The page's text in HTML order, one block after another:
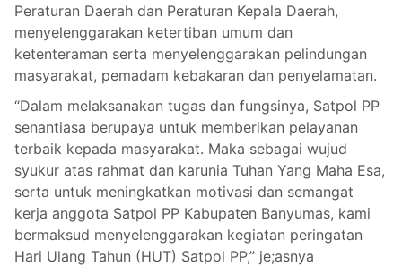
Peraturan Daerah dan Peraturan Kepala Daerah,
menyelenggarakan ketertiban umum dan
ketenteraman serta menyelenggarakan pelindungan
masyarakat, pemadam kebakaran dan penyelamatan.
“Dalam melaksanakan tugas dan fungsinya, Satpol PP
senantiasa berupaya untuk memberikan pelayanan
terbaik kepada masyarakat. Maka sebagai wujud
syukur atas rahmat dan karunia Tuhan Yang Maha Esa,
serta untuk meningkatkan motivasi dan semangat
kerja anggota Satpol PP Kabupaten Banyumas, kami
bermaksud menyelenggarakan kegiatan peringatan
Hari Ulang Tahun (HUT) Satpol PP,” je;asnya